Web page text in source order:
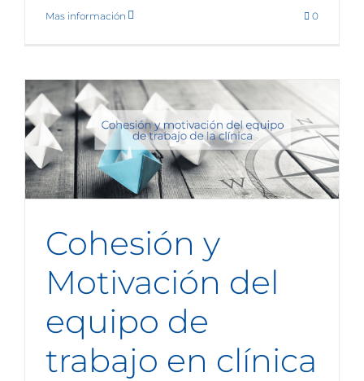
Mas información 0
Cohesión y
Motivación del
equipo de
trabajo en clínica